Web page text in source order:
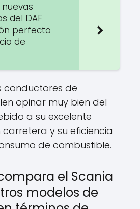
del DAF
perfecto
de
conductores de
opinar muy bien del
a su excelente
y su eficiencia
de combustible.
el Scania
modelos de